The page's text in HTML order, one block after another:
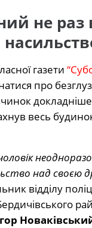
не раз
газети
про
весь будинок
над своєю
відділу